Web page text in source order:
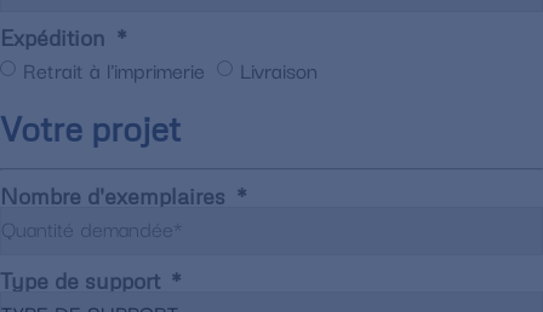
Expédition
Retrait à l'imprimerie Livraison
Votre projet
Nombre d'exemplaires
Type de support